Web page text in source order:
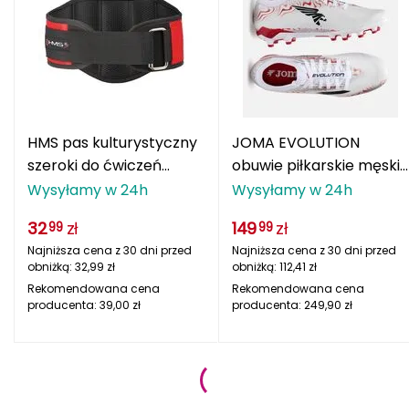
STREET SURFING
Salewa
Scarpa
Sensor
Shimano
Shoes Like New
HMS pas kulturystyczny
szeroki do ćwiczeń
siłowych neoprenowy
czarny/czerwony
Wysyłamy w 24h
3299 zł
Najniższa cena z 30 dni przed
obniżką: 32,99 zł
Rekomendowana cena
producenta: 39,00 zł
JOMA EVOLUTION
obuwie piłkarskie męskie
lanki EVOS2502FG białe
Wysyłamy w 24h
14999 zł
Najniższa cena z 30 dni przed
obniżką: 112,41 zł
Rekomendowana cena
producenta: 249,90 zł